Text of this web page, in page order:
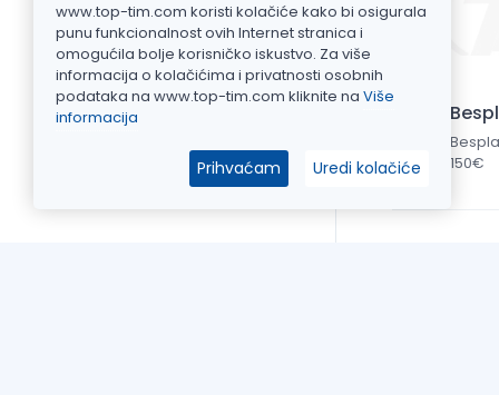
150€
www.top-tim.com koristi kolačiće kako bi osigurala
punu funkcionalnost ovih Internet stranica i
omogućila bolje korisničko iskustvo. Za više
informacija o kolačićima i privatnosti osobnih
podataka na www.top-tim.com kliknite na Više
informacija
Prihvaćam Uredi kolačiće